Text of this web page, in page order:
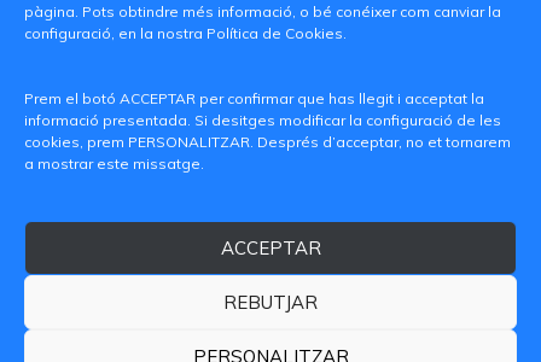
pàgina. Pots obtindre més informació, o bé conéixer com canviar la
configuració, en la nostra Política de Cookies.
Prem el botó ACCEPTAR per confirmar que has llegit i acceptat la
informació presentada. Si desitges modificar la configuració de les
cookies, prem PERSONALITZAR. Després d’acceptar, no et tornarem
a mostrar este missatge.
ACCEPTAR
REBUTJAR
PERSONALITZAR
C/ Paranimf, 1 - 46730 Grau de Gandia
+34 962849333
DE VALÈNCIA
Avís legalPolítica de privacitat